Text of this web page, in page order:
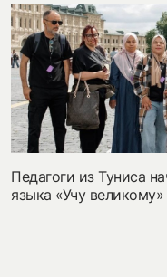
Педагоги из Туниса
языка «Учу великому»